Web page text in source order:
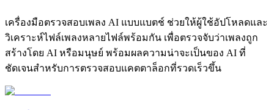
เครื่องมือตรวจสอบเพลง AI แบบแบตช์ ช่วยให้ผู้ใช้อัปโหลดและ
วิเคราะห์ไฟล์เพลงหลายไฟล์พร้อมกัน เพื่อตรวจจับว่าเพลงถูก
สร้างโดย AI หรือมนุษย์ พร้อมผลความน่าจะเป็นของ AI ที่
ชัดเจนสำหรับการตรวจสอบแคตตาล็อกที่รวดเร็วขึ้น